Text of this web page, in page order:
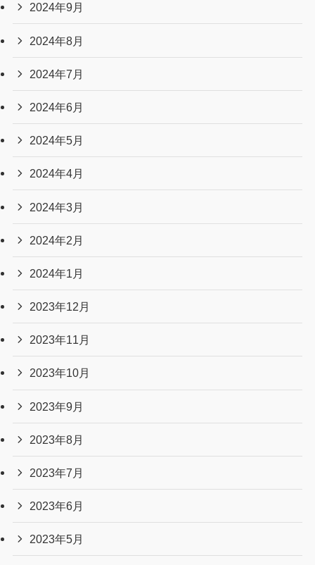
2024年9月
2024年8月
2024年7月
2024年6月
2024年5月
2024年4月
2024年3月
2024年2月
2024年1月
2023年12月
2023年11月
2023年10月
2023年9月
2023年8月
2023年7月
2023年6月
2023年5月